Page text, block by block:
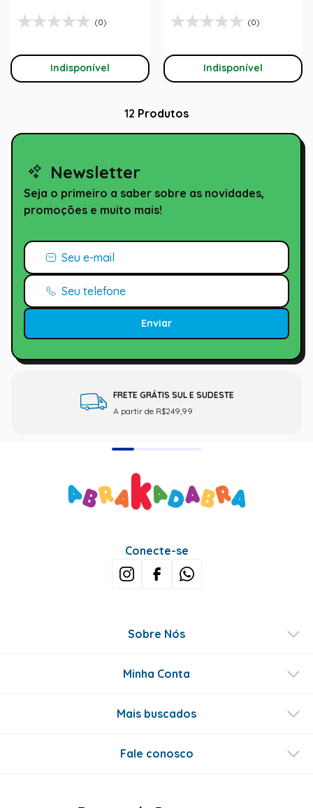
(0)
Indisponível
(0)
Indisponível
12 Produtos
Newsletter
Seja o primeiro a saber sobre as novidades,
promoções e muito mais!
Enviar
FRETE GRÁTIS SUL E SUDESTE
A partir de R$249,99
Conecte-se
Sobre Nós
Minha Conta
Mais buscados
Fale conosco